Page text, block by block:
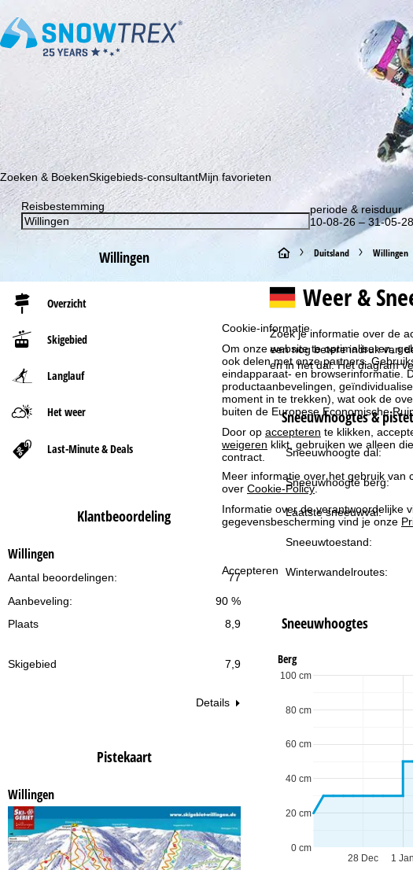
Cookie-informatie
Om onze website te optimaliseren,
ook delen met onze partners.
eindapparaat- en browserinformatie.
productaanbevelingen,
moment in te trekken), wat ook de
buiten de Europese Economische
Door op accepteren te klikken,
weigeren klikt, gebruiken we alleen
contract.
Meer informatie over het gebruik van
over Cookie-Policy.
Informatie over de verantwoordelijke
gegevensbescherming vind je onze
Accepteren
Schrijf je in voor onze nieuwsbrief en wees als eerste op de hoogte van
Zoeken & BoekenSkigebieds-consultantMijn favorieten
Reisbestemming
periode & reisduur
10-08-26 – 31-05-
Willingen
Overzicht
Skigebied
Langlauf
Het weer
Last-Minute & Deals
Klantbeoordeling
Willingen
77
Aantal beoordelingen:
90 %
Aanbeveling:
Plaats
8,9
Skigebied 7,9
Details
Pistekaart
Willingen
S
t
r
t
p
a
g
i
n
a
Duitsland Willingen
Weer &
Zoek je informatie over de
een nog betere indruk van
en in het dal. Het diagram
Sneeuwhoogtes &
Sneeuwhoogte dal:
Sneeuwhoogte berg:
Laatste sneeuwval:
Sneeuwtoestand:
Winterwandelroutes:
Sneeuwhoogtes
Berg
1 Jan
28 Dec
0 cm
20 cm
40 cm
60 cm
80 cm
100 cm